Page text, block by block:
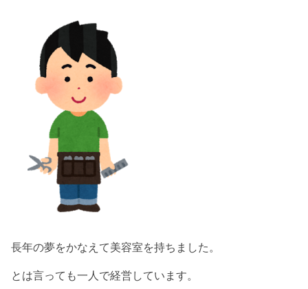
長年の夢をかなえて美容室を持ちました。
とは言っても一人で経営しています。